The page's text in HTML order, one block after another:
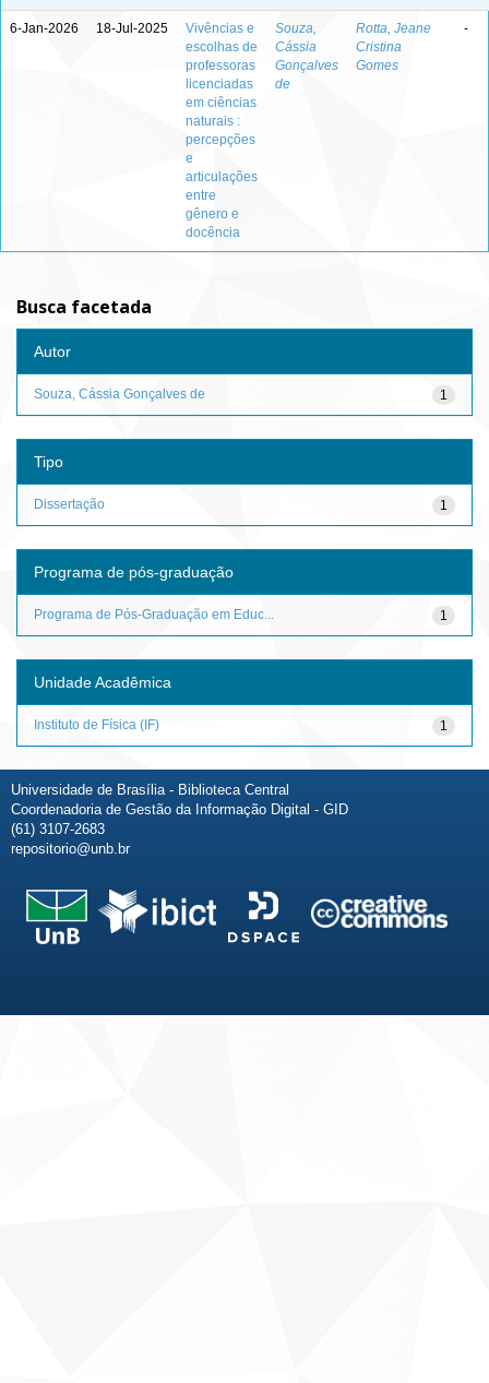
6-Jan-2026 18-Jul-2025
Vivências e
escolhas de
professoras
licenciadas
em ciências
naturais :
percepções
e
articulações
entre
gênero e
docência
Souza,
Cássia
Gonçalves
de
Rotta, Jeane
Cristina
Gomes
-
Busca facetada
Autor
1
Souza, Cássia Gonçalves de
Tipo
1
Dissertação
Programa de pós-graduação
1
Programa de Pós-Graduação em Educ...
Unidade Acadêmica
1
Instituto de Física (IF)
Universidade de Brasília - Biblioteca Central
Coordenadoria de Gestão da Informação Digital - GID
(61) 3107-2683
repositorio@unb.br